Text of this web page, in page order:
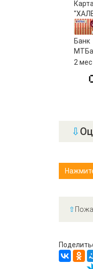
Карта
Банк
2 мес
⇩
⇧